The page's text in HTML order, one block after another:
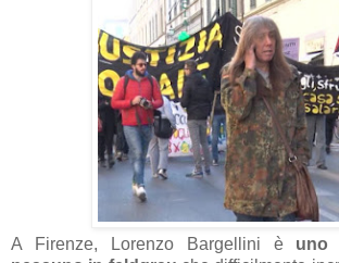
A Firenze, Lorenzo Bargellini è uno